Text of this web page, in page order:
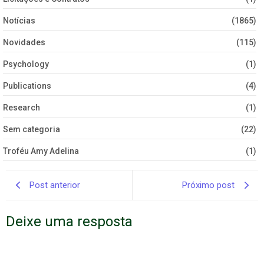
Notícias (1865)
Novidades (115)
Psychology (1)
Publications (4)
Research (1)
Sem categoria (22)
Troféu Amy Adelina (1)
Post anterior Próximo post
Deixe uma resposta